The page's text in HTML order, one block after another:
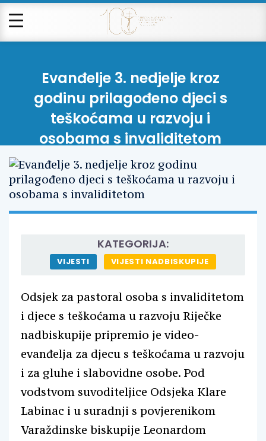
Evanđelje 3. nedjelje kroz
godinu prilagođeno djeci s
teškoćama u razvoju i
osobama s invaliditetom
KATEGORIJA:
VIJESTI VIJESTI NADBISKUPIJE
Odsjek za pastoral osoba s invaliditetom
i djece s teškoćama u razvoju Riječke
nadbiskupije pripremio je video-
evanđelja za djecu s teškoćama u razvoju
i za gluhe i slabovidne osobe. Pod
vodstvom suvoditeljice Odsjeka Klare
Labinac i u suradnji s povjerenikom
Varaždinske biskupije Leonardom